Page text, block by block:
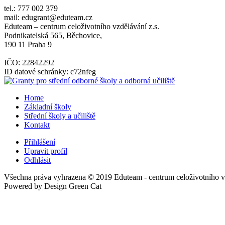
tel.: 777 002 379
mail: edugrant@eduteam.cz
Eduteam – centrum celoživotního vzdělávání z.s.
Podnikatelská 565, Běchovice,
190 11 Praha 9
IČO: 22842292
ID datové schránky: c72nfeg
Home
Základní školy
Střední školy a učiliště
Kontakt
Přihlášení
Upravit profil
Odhlásit
Všechna práva vyhrazena © 2019 Eduteam - centrum celoživotního
Powered by Design Green Cat